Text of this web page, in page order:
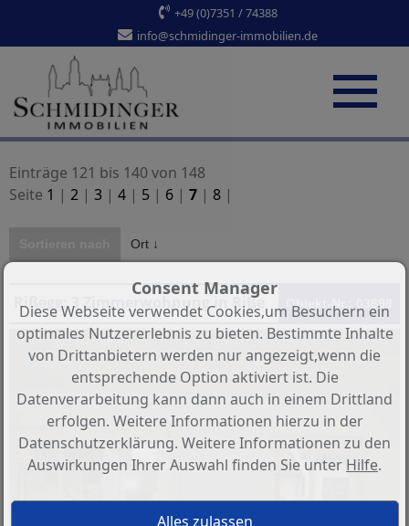
+49 (0)7351 / 74388
info@schmidinger-immobilien.de
Einträge 121 bis 140 von 148
Seite 1 | 2 | 3 | 4 | 5 | 6 | 7 | 8 |
Ort ↓
Objekt-Nr.: 03898
Consent Manager
Diese Webseite verwendet Cookies,um Besuchern ein
optimales Nutzererlebnis zu bieten. Bestimmte Inhalte
von Drittanbietern werden nur angezeigt,wenn die
entsprechende Option aktiviert ist. Die
Datenverarbeitung kann dann auch in einem Drittland
erfolgen. Weitere Informationen hierzu in der
Datenschutzerklärung. Weitere Informationen zu den
Auswirkungen Ihrer Auswahl finden Sie unter Hilfe.